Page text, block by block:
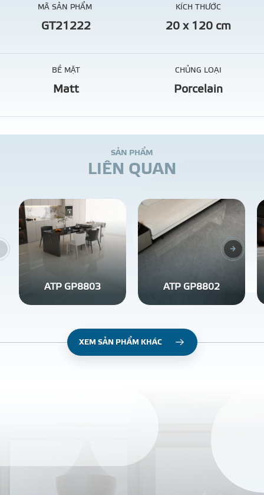
MÃ SẢN PHẨM
GT21222
KÍCH THƯỚC
20 x 120 cm
BỀ MẶT
Matt
CHỦNG LOẠI
Porcelain
SẢN PHẨM
LIÊN QUAN
ATP GP8803 ATP GP8802
XEM SẢN PHẨM KHÁC